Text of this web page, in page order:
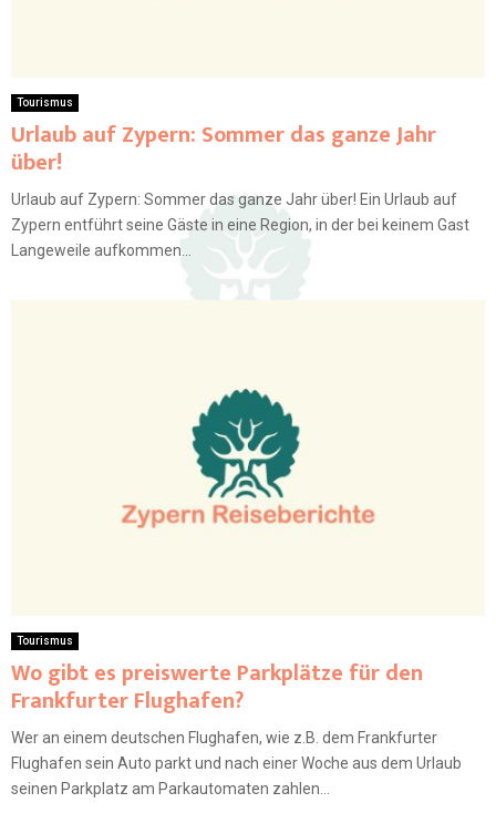
Tourismus
Urlaub auf Zypern: Sommer das ganze Jahr
über!
Urlaub auf Zypern: Sommer das ganze Jahr über! Ein Urlaub auf
Zypern entführt seine Gäste in eine Region, in der bei keinem Gast
Langeweile aufkommen...
Tourismus
Wo gibt es preiswerte Parkplätze für den
Frankfurter Flughafen?
Wer an einem deutschen Flughafen, wie z.B. dem Frankfurter
Flughafen sein Auto parkt und nach einer Woche aus dem Urlaub
seinen Parkplatz am Parkautomaten zahlen...